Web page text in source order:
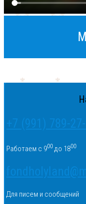
+7 (991) 789-
Работаем с 900 до 1800
Для писем и сообщений